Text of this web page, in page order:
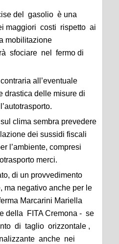
del gasolio è una
maggiori costi rispetto ai
mobilitazione
sfociare nel fermo di
all’eventuale
drastica delle misure di
clima sembra prevedere
dei sussidi fiscali
l’ambiente, compresi
merci.
di un provvedimento
ma negativo anche per le
Marcarini Mariella
della FITA Cremona - se
di taglio orizzontale ,
anche nei